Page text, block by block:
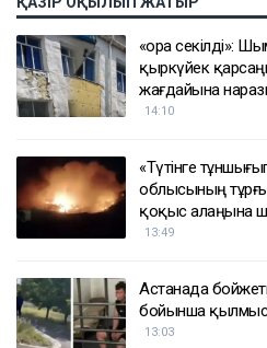
«Қора секілді»:
қыркүйек
жағдайына
14:10
«Түтінге
облысының
қоқыс алаңына
13:49
Астанада
бойынша
13:03